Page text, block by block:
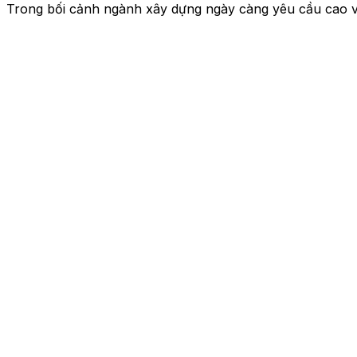
Trong bối cảnh ngành xây dựng ngày càng yêu cầu cao